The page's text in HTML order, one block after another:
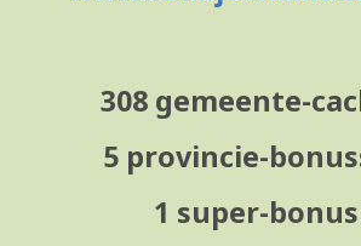
308 gemeente-
5 provincie-
1 super-bonus